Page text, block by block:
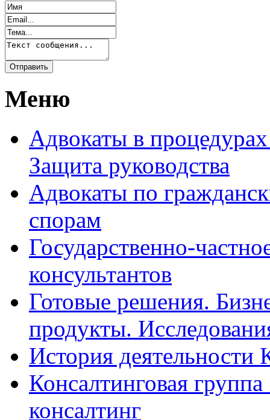
Меню
Адвокаты в
Защита руководства
Адвокаты по
спорам
Государственно-
консультантов
Готовые решения.
продукты.
История деятельности
Консалтинговая
консалтинг